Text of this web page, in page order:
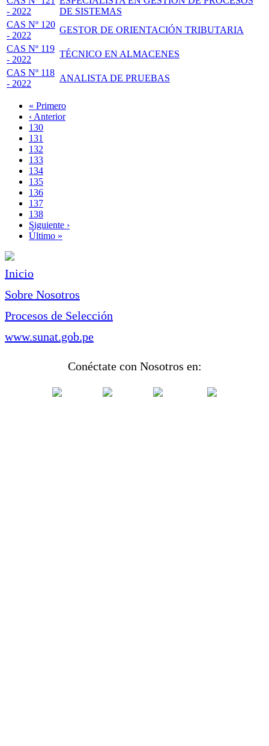
- 2022
DE SISTEMAS
CAS Nº 120
- 2022
GESTOR DE ORIENTACIÓN TRIBUTARIA
CAS Nº 119
- 2022
TÉCNICO EN ALMACENES
CAS Nº 118
- 2022
ANALISTA DE PRUEBAS
Paginación
Primera
página
« Primero
Página
anterior
‹ Anterior
Page
130
Page
131
Page
132
Page
133
Página
actual
134
Page
135
Page
136
Page
137
Page
138
Siguiente
página
Siguiente ›
Última
Último »
Inicio
Sobre Nosotros
Procesos de Selección
www.sunat.gob.pe
Conéctate con Nosotros en: